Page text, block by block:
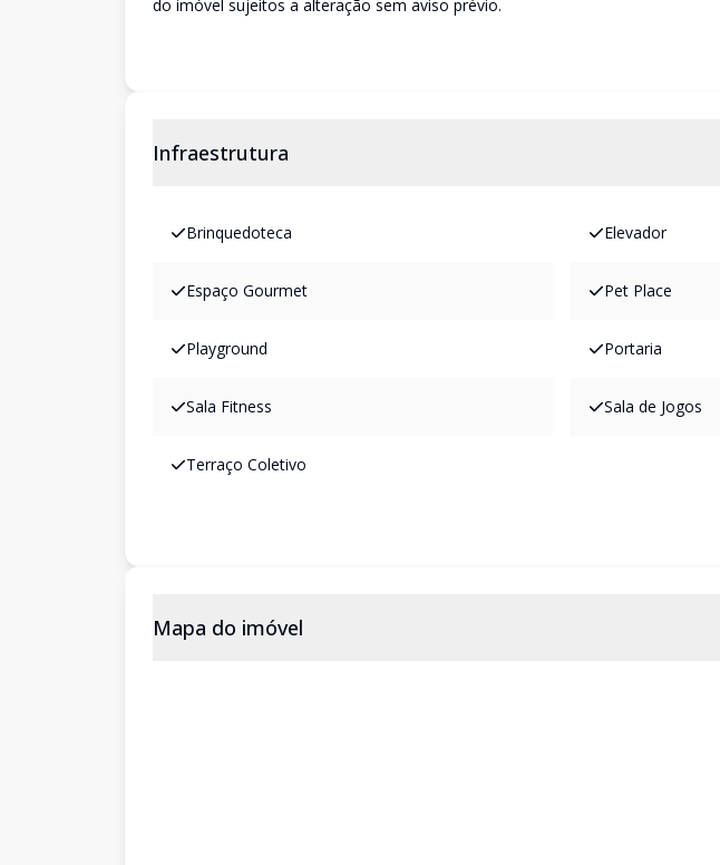
do imóvel sujeitos a alteração sem aviso prévio.
Infraestrutura
Brinquedoteca Elevador
Espaço Gourmet Pet Place
Playground Portaria
Sala Fitness Sala de Jogos
Terraço Coletivo
Mapa do imóvel